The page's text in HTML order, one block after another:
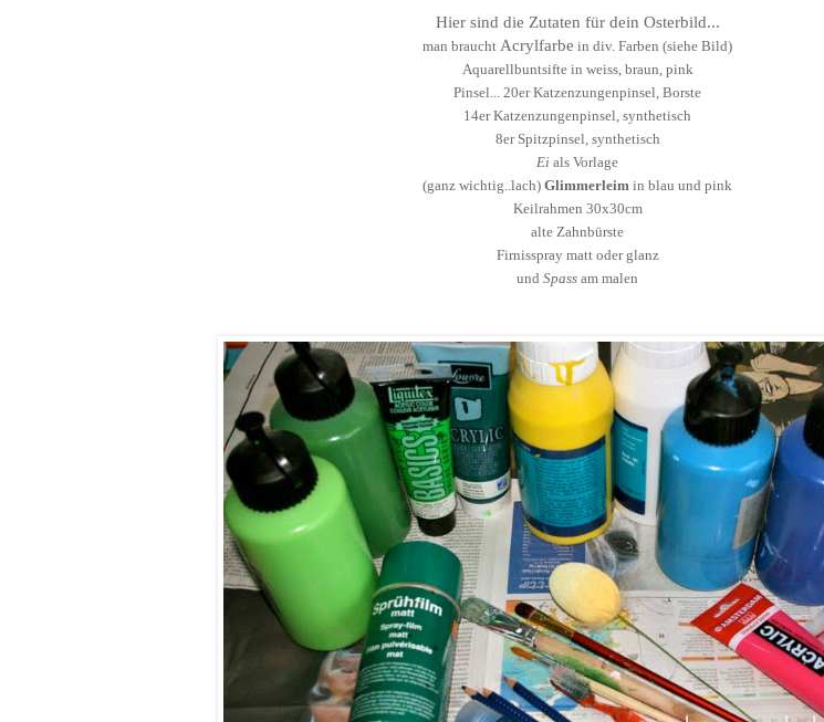
Hier sind die Zutaten für dein Osterbild...
man braucht Acrylfarbe in div. Farben (siehe Bild)
Aquarellbuntsifte in weiss, braun, pink
Pinsel... 20er Katzenzungenpinsel, Borste
14er Katzenzungenpinsel, synthetisch
8er Spitzpinsel, synthetisch
Ei als Vorlage
(ganz wichtig..lach) Glimmerleim in blau und pink
Keilrahmen 30x30cm
alte Zahnbürste
Firnisspray matt oder glanz
und Spass am malen